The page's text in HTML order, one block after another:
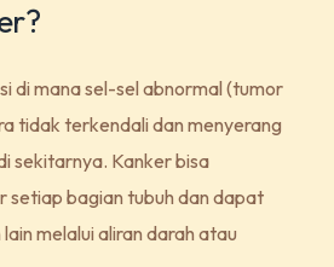
di mana sel-sel abnormal (tumor
tidak terkendali dan menyerang
sekitarnya. Kanker bisa
setiap bagian tubuh dan dapat
melalui aliran darah atau